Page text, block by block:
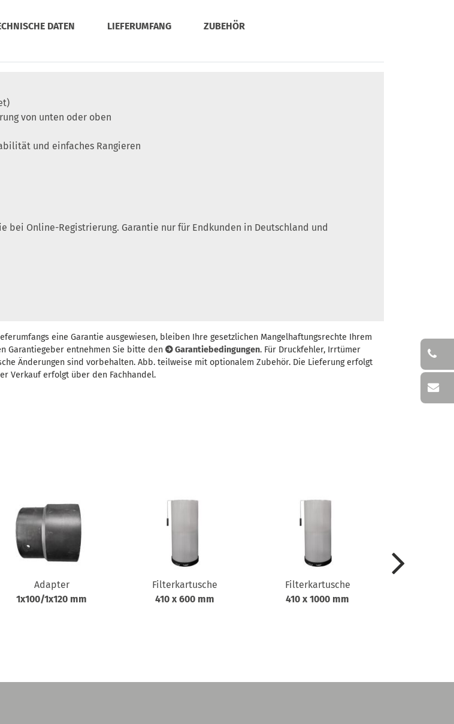
DATEN LIEFERUMFANG ZUBEHÖR
von unten oder oben
und einfaches Rangieren
bei Online-Registrierung. Garantie nur für Endkunden in Deutschland und
eine Garantie ausgewiesen, bleiben Ihre gesetzlichen Mangelhaftungsrechte Ihrem
Garantiegeber entnehmen Sie bitte den
Garantiebedingungen. Für Druckfehler, Irrtümer
Änderungen sind vorbehalten. Abb. teilweise mit optionalem Zubehör. Die Lieferung erfolgt
Verkauf erfolgt über den Fachhandel.
Adapter
1x100/1x120 mm
Filterkartusche
410 x 600 mm
Filterkartusche
410 x 1000 mm